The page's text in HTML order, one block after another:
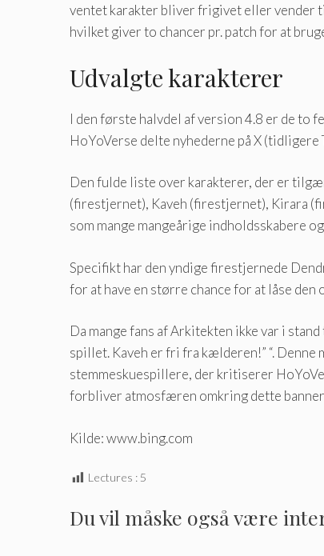
ventet karakter bliver frigivet eller vender
hvilket giver to chancer pr. patch for at
Udvalgte karakterer
I den første halvdel af version 4.8 er de to
HoYoVerse delte nyhederne på X
Den fulde liste over karakterer, der er
(firestjernet), Kaveh (firestjernet), Kirara
som mange mangeårige indholdsskabere
Specifikt har den yndige firestjernede
for at have en større chance for at låse den
Da mange fans af Arkitekten ikke var i
spillet. Kaveh er fri fra kælderen!” “.
stemmeskuespillere, der kritiserer
forbliver atmosfæren omkring dette
Kilde: www.bing.com
Lectures : 5
Du vil måske også være